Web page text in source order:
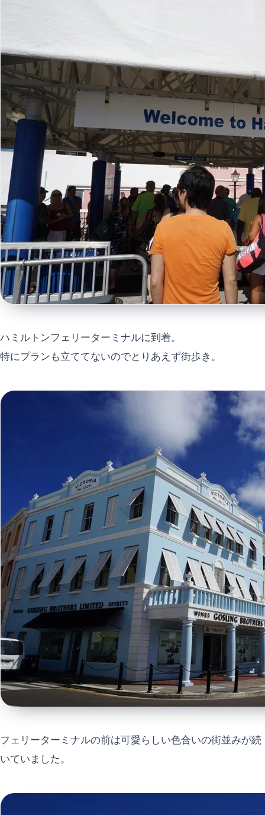
ハミルトンフェリーターミナルに到着。
特にプランも立ててないのでとりあえず街歩き。
フェリーターミナルの前は可愛らしい色合いの街並みが続
いていました。